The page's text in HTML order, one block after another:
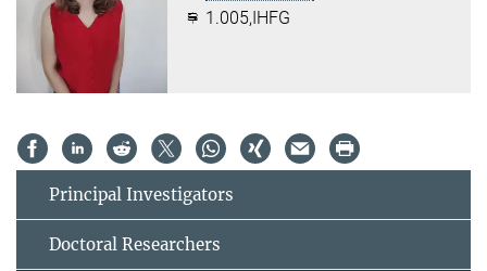
1.005,IHFG
Principal Investigators
Doctoral Researchers